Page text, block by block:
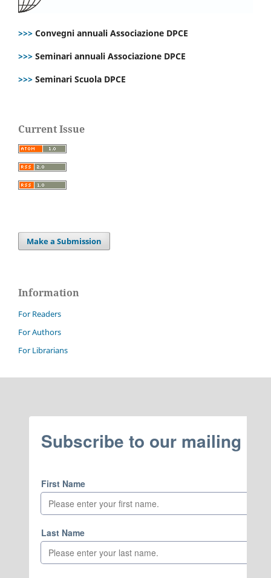
>>> Convegni annuali Associazione DPCE
>>> Seminari annuali Associazione DPCE
>>> Seminari Scuola DPCE
Current Issue
Make a Submission
Information
For Readers
For Authors
For Librarians